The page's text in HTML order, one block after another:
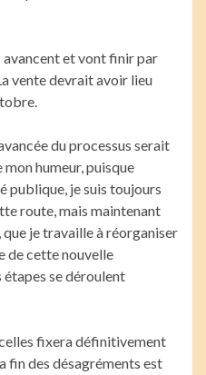
et vont finir par
vente devrait avoir lieu
du processus serait
humeur, puisque
publique, je suis toujours
route, mais maintenant
que je travaille à réorganiser
de cette nouvelle
se déroulent
fixera définitivement
fin des désagréments est